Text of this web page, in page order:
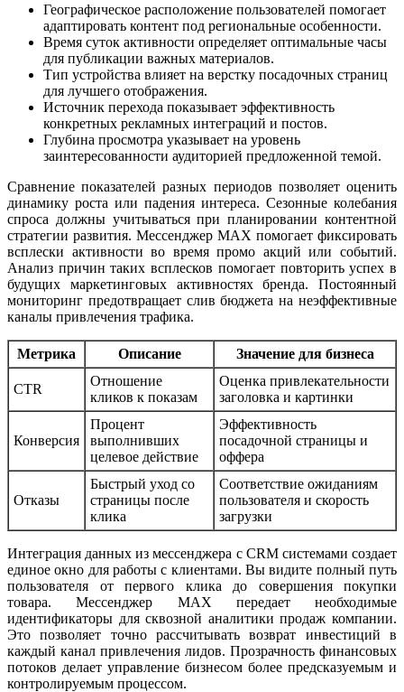
Географическое расположение пользователей помогает
адаптировать контент под региональные особенности.
Время суток активности определяет оптимальные часы
для публикации важных материалов.
Тип устройства влияет на верстку посадочных страниц
для лучшего отображения.
Источник перехода показывает эффективность
конкретных рекламных интеграций и постов.
Глубина просмотра указывает на уровень
заинтересованности аудиторией предложенной темой.
Сравнение показателей разных периодов позволяет оценить
динамику роста или падения интереса. Сезонные колебания
спроса должны учитываться при планировании контентной
стратегии развития. Мессенджер MAX помогает фиксировать
всплески активности во время промо акций или событий.
Анализ причин таких всплесков помогает повторить успех в
будущих маркетинговых активностях бренда. Постоянный
мониторинг предотвращает слив бюджета на неэффективные
каналы привлечения трафика.
Метрика Описание Значение для бизнеса
CTR
Отношение
кликов к показам
Оценка привлекательности
заголовка и картинки
Конверсия
Процент
выполнивших
целевое действие
Эффективность
посадочной страницы и
оффера
Отказы
Быстрый уход со
страницы после
клика
Соответствие ожиданиям
пользователя и скорость
загрузки
Интеграция данных из мессенджера с CRM системами создает
единое окно для работы с клиентами. Вы видите полный путь
пользователя от первого клика до совершения покупки
товара. Мессенджер MAX передает необходимые
идентификаторы для сквозной аналитики продаж компании.
Это позволяет точно рассчитывать возврат инвестиций в
каждый канал привлечения лидов. Прозрачность финансовых
потоков делает управление бизнесом более предсказуемым и
контролируемым процессом.